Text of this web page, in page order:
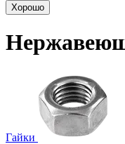
Хорошо
Гайки